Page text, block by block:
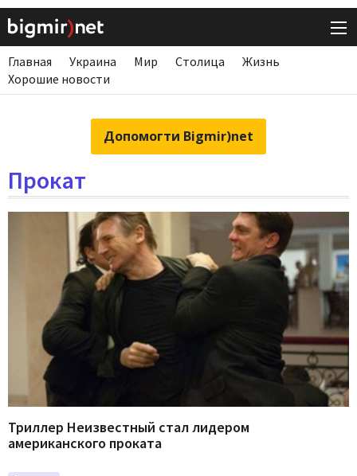
Главная Украина Мир Столица
Жизнь
Хорошие новости
Допомогти Bigmir)net
Прокат
Триллер Неизвестный стал лидером
американского проката